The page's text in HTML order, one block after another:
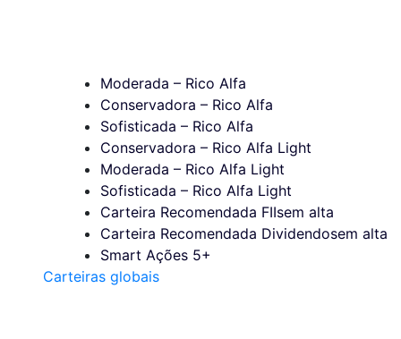
Moderada – Rico Alfa
Conservadora – Rico Alfa
Sofisticada – Rico Alfa
Conservadora – Rico Alfa Light
Moderada – Rico Alfa Light
Sofisticada – Rico Alfa Light
Carteira Recomendada FIIsem alta
Carteira Recomendada Dividendosem alta
Smart Ações 5+
Carteiras globais